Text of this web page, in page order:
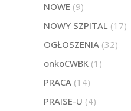
NOWE (9)
NOWY SZPITAL (17)
OGŁOSZENIA (32)
onkoCWBK (1)
PRACA (14)
PRAISE-U (4)